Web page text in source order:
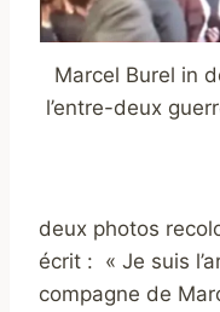
Marcel Burel in
l’entre-deux
deux photos
écrit : « Je suis
compagne de